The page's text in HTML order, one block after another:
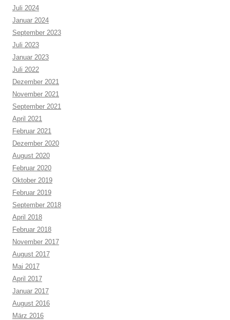
Juli 2024
Januar 2024
September 2023
Juli 2023
Januar 2023
Juli 2022
Dezember 2021
November 2021
September 2021
April 2021
Februar 2021
Dezember 2020
August 2020
Februar 2020
Oktober 2019
Februar 2019
September 2018
April 2018
Februar 2018
November 2017
August 2017
Mai 2017
April 2017
Januar 2017
August 2016
März 2016